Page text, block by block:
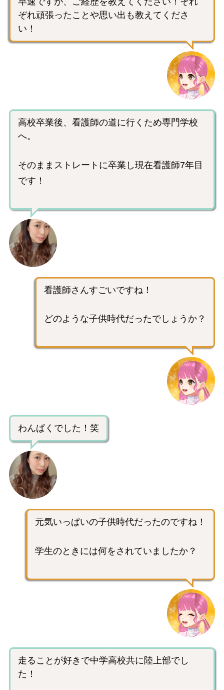
ぞれ頑張ったことや思い出も教えてくださ
い！
高校卒業後、看護師の道に行くため専門学校
へ。
そのままストレートに卒業し現在看護師7年目
です！
看護師さんすごいですね！
どのような子供時代だったでしょうか？
わんぱくでした！笑
元気いっぱいの子供時代だったのですね！
学生のときには何をされていましたか？
走ることが好きで中学高校共に陸上部でし
た！